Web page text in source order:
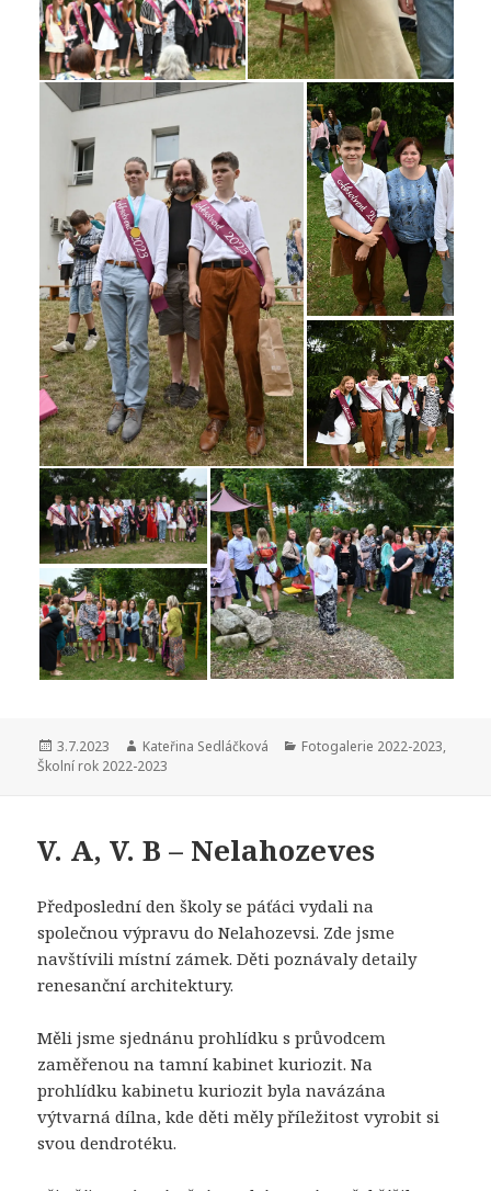
Publikováno:
3.7.2023 Autor:
Kateřina Sedláčková Rubriky:
Fotogalerie 2022-2023,
Školní rok 2022-2023
V. A, V. B – Nelahozeves
Předposlední den školy se páťáci vydali na
společnou výpravu do Nelahozevsi. Zde jsme
navštívili místní zámek. Děti poznávaly detaily
renesanční architektury.
Měli jsme sjednánu prohlídku s průvodcem
zaměřenou na tamní kabinet kuriozit. Na
prohlídku kabinetu kuriozit byla navázána
výtvarná dílna, kde děti měly příležitost vyrobit si
svou dendrotéku.